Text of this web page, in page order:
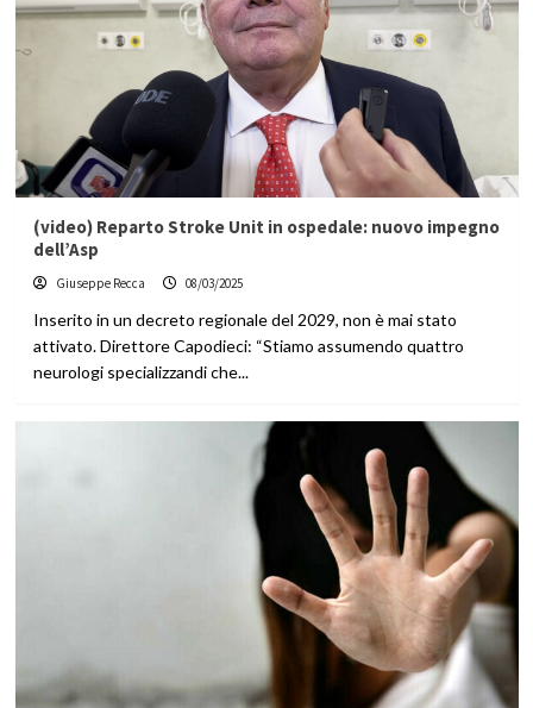
(video) Reparto Stroke Unit in ospedale: nuovo impegno
dell’Asp
Giuseppe Recca 08/03/2025
Inserito in un decreto regionale del 2029, non è mai stato
attivato. Direttore Capodieci: “Stiamo assumendo quattro
neurologi specializzandi che...